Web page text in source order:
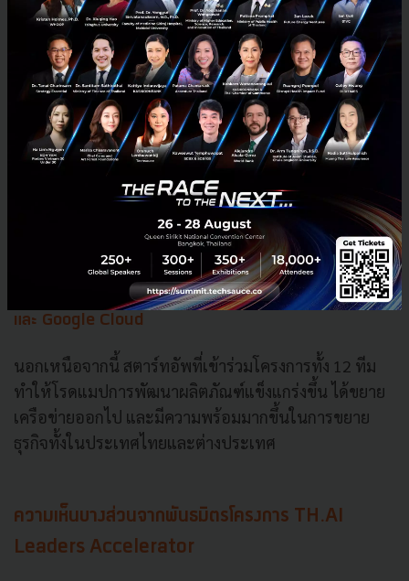
อันดับสอง และได้รับการยอมรับด้านความสามารถในการ
ขยายธุรกิจไปทั่วโลกและถือกรรมสิทธิ์ในโมเดล ML
ส่วนIdylliasโซลูชัน PropTech ที่ขับเคลื่อนด้วย AI ได้รับ
คะแนนตามมาเป็นอันดับสามจากการอินทิเกรตผลิตภัณฑ์
และนวัตกรรมของบริษัท
ทีมผู้ชนะสามอันดับแรกนี้จะได้รับเงินทุนสนับสนุนแบบเร่งด่วน
(fast-track funding) จาก depa ได้คำปรึกษาด้านการ
ลงทุนเพิ่มเติมจาก Beacon Venture Capital และ A2D
Ventures รวมถึงได้รับการสนับสนุนเพิ่มเติมจาก tridorian
และ Google Cloud
นอกเหนือจากนี้ สตาร์ทอัพที่เข้าร่วมโครงการทั้ง 12 ทีม
ทำให้โรดแมปการพัฒนาผลิตภัณฑ์แข็งแกร่งขึ้น ได้ขยาย
เครือข่ายออกไป และมีความพร้อมมากขึ้นในการขยาย
ธุรกิจทั้งในประเทศไทยและต่างประเทศ
ความเห็นบางส่วนจากพันธมิตรโครงการ TH.AI
Leaders Accelerator